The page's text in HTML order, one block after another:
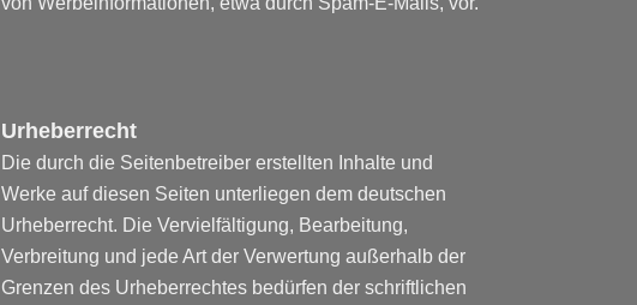
Urheberrecht
Die durch die Seitenbetreiber erstellten Inhalte und
Werke auf diesen Seiten unterliegen dem deutschen
Urheberrecht. Die Vervielfältigung, Bearbeitung,
Verbreitung und jede Art der Verwertung außerhalb der
Grenzen des Urheberrechtes bedürfen der schriftlichen